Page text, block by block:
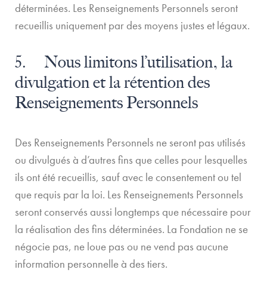
déterminées. Les Renseignements Personnels seront
recueillis uniquement par des moyens justes et légaux.
5. Nous limitons l’utilisation, la
divulgation et la rétention des
Renseignements Personnels
Des Renseignements Personnels ne seront pas utilisés
ou divulgués à d’autres fins que celles pour lesquelles
ils ont été recueillis, sauf avec le consentement ou tel
que requis par la loi. Les Renseignements Personnels
seront conservés aussi longtemps que nécessaire pour
la réalisation des fins déterminées. La Fondation ne se
négocie pas, ne loue pas ou ne vend pas aucune
information personnelle à des tiers.